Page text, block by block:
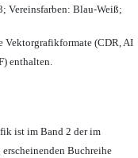
Vereinsfarben: Blau-Weiß;
Vektorgrafikformate (CDR, AI
enthalten.
ist im Band 2 der im
Buchreihe